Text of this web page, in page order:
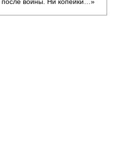
после войны. Ни копейки…»